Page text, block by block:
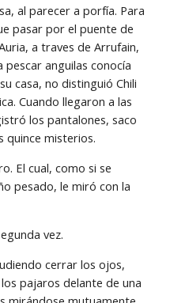
al parecer a porfía. Para
pasar por el puente de
a traves de Arrufain,
anguilas conocía
casa, no distinguió Chili
Cuando llegaron a las
los pantalones, saco
quince misterios.
El cual, como si se
pesado, le miró con la
vez.
cerrar los ojos,
pajaros delante de una